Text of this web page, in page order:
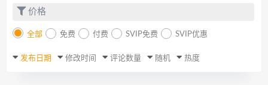
价格
全部 免费 付费 SVIP免费 SVIP优惠
发布日期 修改时间 评论数量 随机 热度